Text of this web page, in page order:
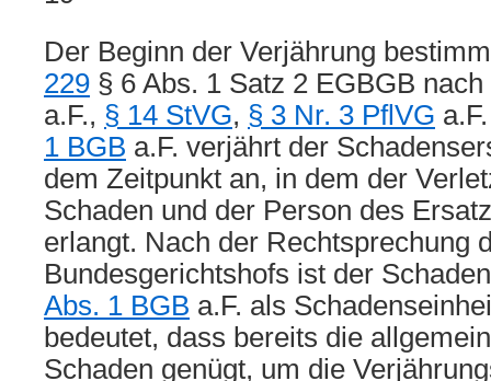
Der Beginn der Verjährung
229 § 6 Abs. 1 Satz 2 EGBGB nach
a.F., § 14 StVG, § 3 Nr. 3 PflVG
1 BGB a.F. verjährt der
dem Zeitpunkt an, in dem der
Schaden und der Person des
erlangt. Nach der Rechtsprechung
Bundesgerichtshofs ist der
Abs. 1 BGB a.F. als
bedeutet, dass bereits die
Schaden genügt, um die